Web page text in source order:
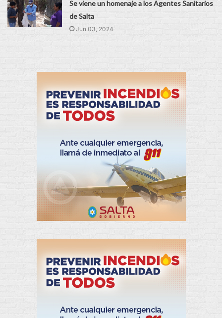
Se viene un homenaje a los Agentes Sanitarios
de Salta
Jun 03, 2024